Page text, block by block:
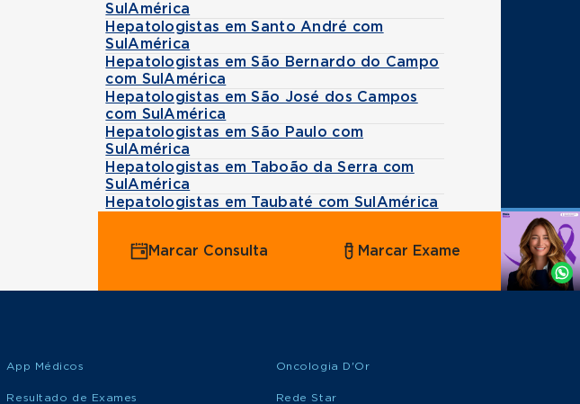
SulAmérica
Hepatologistas em Santo André com
SulAmérica
Hepatologistas em São Bernardo do Campo
com SulAmérica
Hepatologistas em São José dos Campos
com SulAmérica
Hepatologistas em São Paulo com
SulAmérica
Hepatologistas em Taboão da Serra com
SulAmérica
Hepatologistas em Taubaté com SulAmérica
Agende
Whatsapp
Marcar Consulta Marcar Exame
App Médicos
Resultado de Exames
Oncologia D'Or
Rede Star